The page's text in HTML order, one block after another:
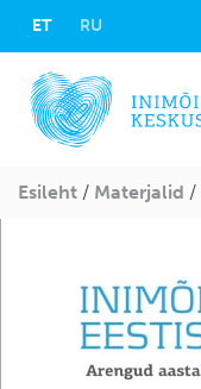
ET RU
Esileht / Materjalid /